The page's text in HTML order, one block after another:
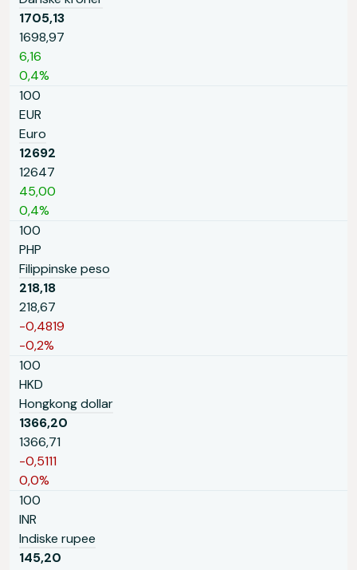
1705,13
1698,97
6,16
0,4%
100
EUR
Euro
12692
12647
45,00
0,4%
100
PHP
Filippinske peso
218,18
218,67
-0,4819
-0,2%
100
HKD
Hongkong dollar
1366,20
1366,71
-0,5111
0,0%
100
INR
Indiske rupee
145,20